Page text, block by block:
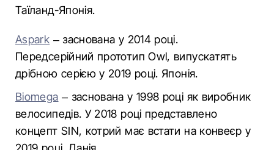
Таїланд-Японія.
Aspark – заснована у 2014 році.
Передсерійний прототип Owl, випускатять
дрібною серією у 2019 році. Японія.
Biomega – заснована у 1998 році як виробник
велосипедів. У 2018 році представлено
концепт SIN, котрий має встати на конвеєр у